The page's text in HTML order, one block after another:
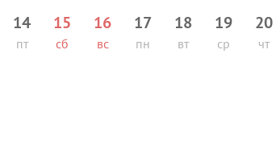
14
пт
15
сб
16
вс
17
пн
18
вт
19
ср
20
чт